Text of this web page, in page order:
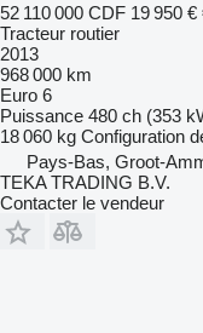
52 110 000 CDF 19 950 €
Tracteur routier
2013
968 000 km
Euro 6
Puissance 480 ch (353
18 060 kg Configuration
Pays-Bas, Groot-
TEKA TRADING B.V.
Contacter le vendeur